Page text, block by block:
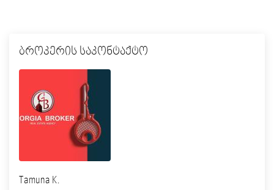
ბროკერის საკონტაქტო
Tamuna K.